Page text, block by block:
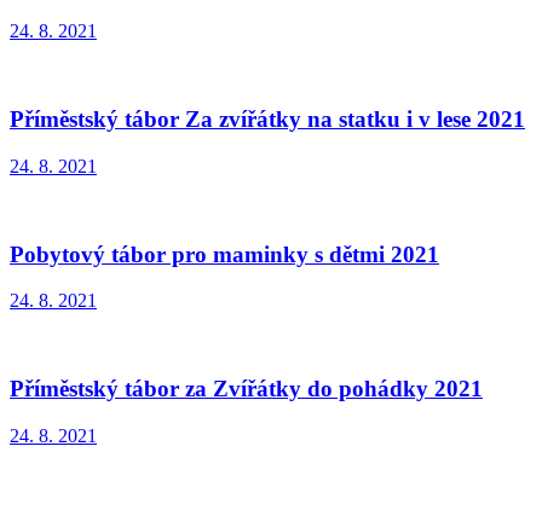
24. 8. 2021
Příměstský tábor Za zvířátky na statku i v lese 2021
24. 8. 2021
Pobytový tábor pro maminky s dětmi 2021
24. 8. 2021
Příměstský tábor za Zvířátky do pohádky 2021
24. 8. 2021